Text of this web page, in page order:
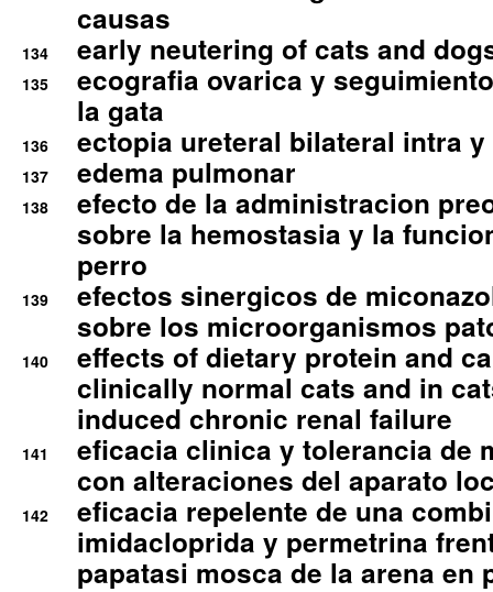
causas
134 early neutering of cats and
135
ecografia ovarica y
la gata
136 ectopia ureteral bilateral intra
137 edema pulmonar
138
efecto de la administracion
sobre la hemostasia y la
perro
139
efectos sinergicos de
sobre los microorganismos
140
effects of dietary protein and
clinically normal cats and in
induced chronic renal failure
141
eficacia clinica y tolerancia de
con alteraciones del aparato
142
eficacia repelente de una
imidacloprida y permetrina
papatasi mosca de la arena en